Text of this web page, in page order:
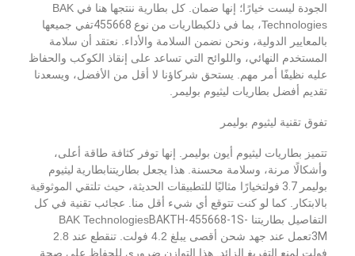
معلومات عنا
جولة في المصنع
مراقبة الجودة
اتصل بنا
أخبار
الحالات
نتحدث الآن
الجودة ليست خيارًا؛ إنها ضمان. كل بطارية ننتجها هنا في BAK
Technologies، بما في ذلك
بطاريات من نوع 455668
تفي جميعها
بالمعايير الدولية، ونحن نضمن السلامة والأداء. نعتقد أن سلامة
المستخدم النهائي، واللوائح التي تساعد على إنقاذ الكوكب والحفاظ
عليه نظيفًا أمر مهم. يستحق شركاؤنا لا أقل من الأفضل، ويسعدنا
تقديم أفضل بطاريات ليثيوم بوليمر.
تفوق تقنية ليثيوم بوليمر
تتميز بطاريات ليثيوم أيون بوليمر. إنها توفر كثافة طاقة أعلى،
وأشكالًا مرنة، وسلامة محسنة. هذا يجعل بطاريتنابطارية ليثيوم
بوليمر 3.7 فولت
خيارًا مثاليًا للتطبيقات الحديثة، حيث تلتقي الموثوقية
بالابتكار. كما لو كنت تتوقع أي شيء أقل منا. عجائب تقنية في كل
التفاصيل بطاريتنا BAK Technologies BAKTH-455668-1S-
3M
تعمل عند جهد شحن أقصى يبلغ 4.2 فولت. تنقطع عند 2.8
فولت لمنع التفريغ الزائد. هذا التوازن ضروري للحفاظ على صحة